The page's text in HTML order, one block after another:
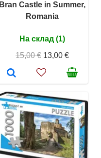
Bran Castle in Summer,
Romania
На склад (1)
15,00 € 13,00 €